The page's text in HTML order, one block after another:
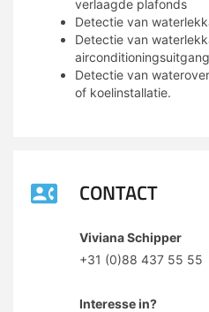
verlaagde plafonds
Detectie van
Detectie van
Detectie van
of koelinstallatie.
CONTACT
Viviana Schipper
+31 (0)88 437 55 55
Interesse in?